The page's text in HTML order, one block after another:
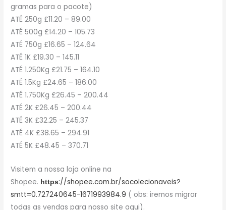
gramas para o pacote)
ATÉ 250g £11.20 – 89.00
ATÉ 500g £14.20 – 105.73
ATÉ 750g £16.65 – 124.64
ATÉ 1K £19.30 – 145.11
ATÉ 1.250Kg £21.75 – 164.10
ATÉ 1.5Kg £24.65 – 186.00
ATÉ 1.750Kg £26.45 – 200.44
ATÉ 2K £26.45 – 200.44
ATÉ 3K £32.25 – 245.37
ATÉ 4K £38.65 – 294.91
ATÉ 5K £48.45 – 370.71
Visitem a nossa loja online na
Shopee. https://shopee.com.br/socolecionaveis?
smtt=0.727240645-1671993984.9 ( obs: iremos migrar
todas as vendas para nosso site aqui).